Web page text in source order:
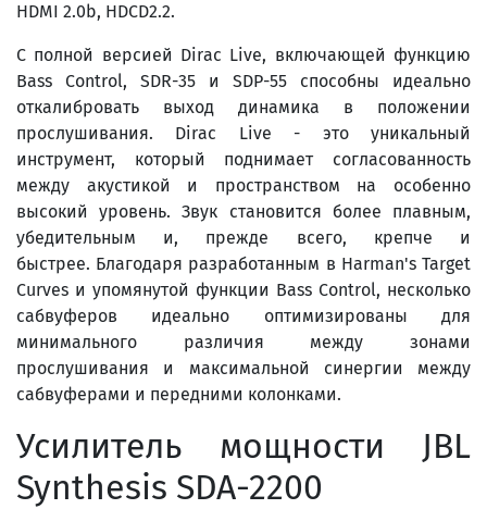
HDMI 2.0b, HDCD2.2.
С полной версией Dirac Live, включающей функцию
Bass Control, SDR-35 и SDP-55 способны идеально
откалибровать выход динамика в положении
прослушивания. Dirac Live - это уникальный
инструмент, который поднимает согласованность
между акустикой и пространством на особенно
высокий уровень. Звук становится более плавным,
убедительным и, прежде всего, крепче и
быстрее. Благодаря разработанным в Harman's Target
Curves и упомянутой функции Bass Control, несколько
сабвуферов идеально оптимизированы для
минимального различия между зонами
прослушивания и максимальной синергии между
сабвуферами и передними колонками.
Усилитель мощности JBL
Synthesis SDA-2200